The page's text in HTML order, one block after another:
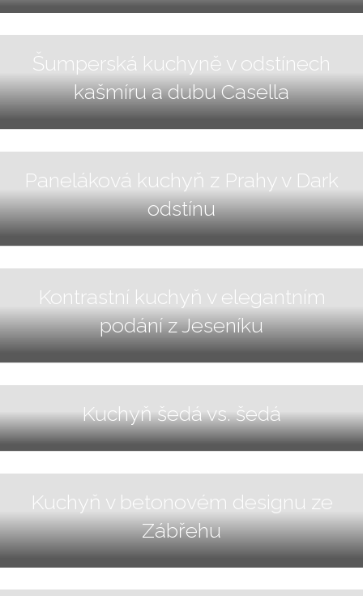
Šumperská kuchyně v odstínech
kašmíru a dubu Casella
Paneláková kuchyň z Prahy v Dark
odstínu
Kontrastní kuchyň v elegantním
podání z Jeseníku
Kuchyň šedá vs. šedá
Kuchyň v betonovém designu ze
Zábřehu